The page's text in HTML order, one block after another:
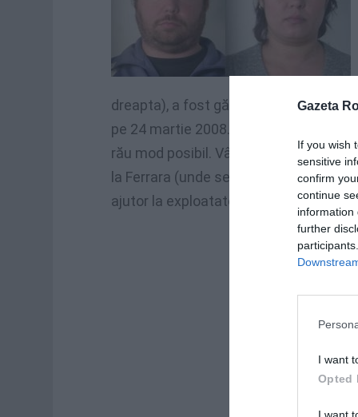
Gazeta
If you wish
sensitive
confirm
continue
information
further
I want
Opted
dreapta), a fost găsit semicarbonizat
pe 24 martie 2008. O poveste de
rău mod posibil. Vândută pentru
la Ferrara (unde se prostitua în
ajutor la exploatatorii săi anteriori.